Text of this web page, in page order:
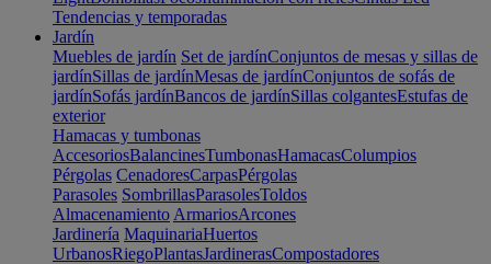
Tendencias y temporadas
Jardín
Muebles de jardín Set de jardínConjuntos de mesas y sillas de
jardínSillas de jardínMesas de jardínConjuntos de sofás de
jardínSofás jardínBancos de jardínSillas colgantesEstufas de
exterior
Hamacas y tumbonas
AccesoriosBalancinesTumbonasHamacasColumpios
Pérgolas CenadoresCarpasPérgolas
Parasoles SombrillasParasolesToldos
Almacenamiento ArmariosArcones
Jardinería MaquinariaHuertos
UrbanosRiegoPlantasJardinerasCompostadores